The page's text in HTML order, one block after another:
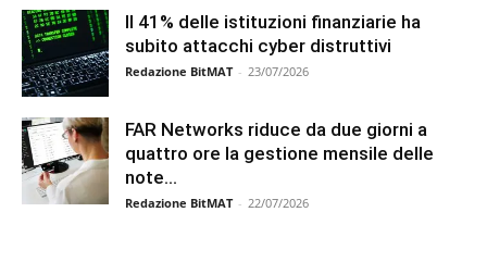
Il 41% delle istituzioni finanziarie ha
subito attacchi cyber distruttivi
Redazione BitMAT - 23/07/2026
FAR Networks riduce da due giorni a
quattro ore la gestione mensile delle
note...
Redazione BitMAT - 22/07/2026